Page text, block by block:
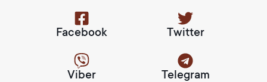
Facebook Twitter
Viber Telegram